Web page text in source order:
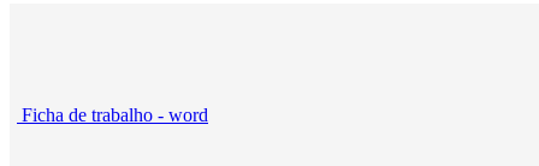
Ficha de trabalho - word